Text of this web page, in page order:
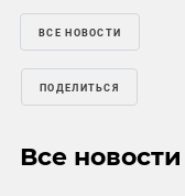
ВСЕ НОВОСТИ
ПОДЕЛИТЬСЯ
Все новости